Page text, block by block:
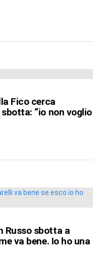
Fico cerca
“io non voglio
Russo sbotta a
va bene. Io ho una